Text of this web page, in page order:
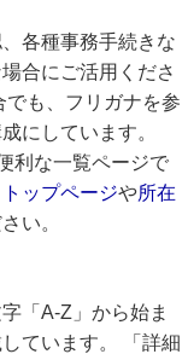
各種事務手続きな
合にご活用くださ
も、フリガナを参
にしています。
利な一覧ページで
トップページや所在
い。
「A-Z」から始ま
ています。 「詳細